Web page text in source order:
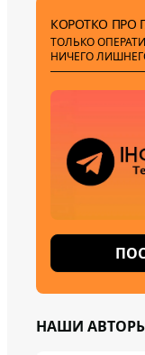
КОРОТКО ПРО
ТОЛЬКО
НИЧЕГО
НАШИ